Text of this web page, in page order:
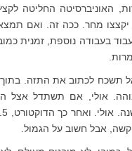
האוניברסיטה החליטה
יקצצו מחר. ככה זה. ואם
בעבודה נוספת, זמנית
תשכח לכתוב את התזה.
אולי, אם תשתדל אצל
אבל חשוב על הגמול.